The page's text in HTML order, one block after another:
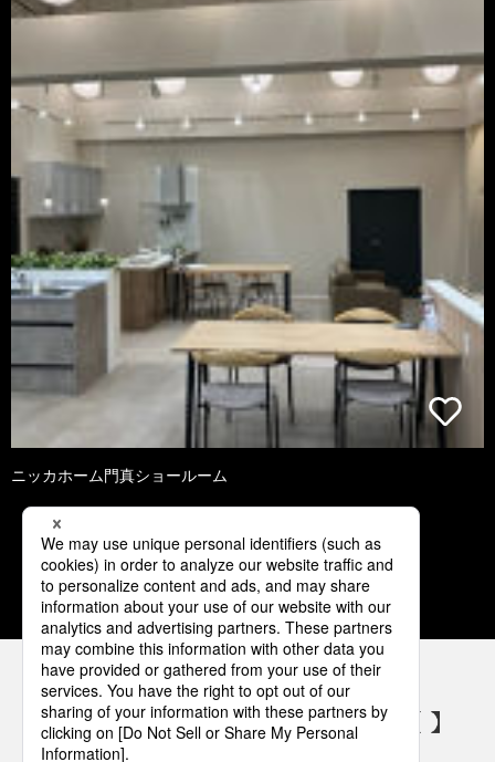
ニッカホーム門真ショールーム
1 2 3 4 5
パナソニックの電気設備 SNSアカウント